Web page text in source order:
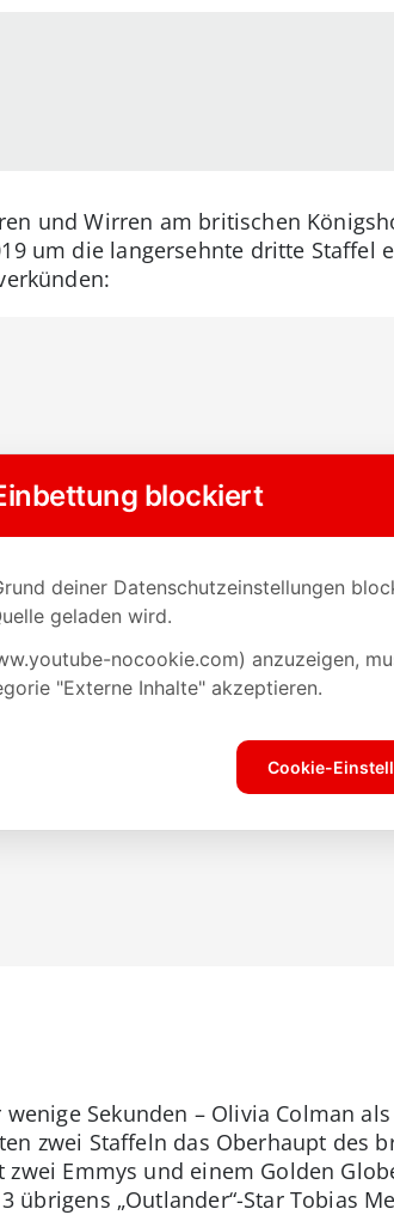
und Wirren am britischen
um die langersehnte dritte
Sekunden – Olivia Colman
zwei Staffeln das Oberhaupt des
Emmys und einem Golden
„Outlander“-Star Tobias